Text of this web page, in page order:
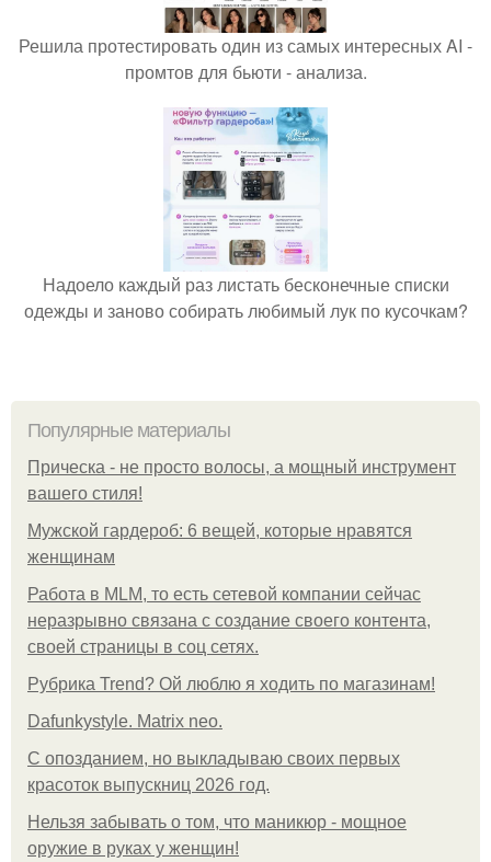
Решила протестировать один из самых интересных AI -
промтов для бьюти - анализа.
Надоело каждый раз листать бесконечные списки
одежды и заново собирать любимый лук по кусочкам?
Популярные материалы
Прическа - не просто волосы, а мощный инструмент
вашего стиля!
Мужской гардероб: 6 вещей, которые нравятся
женщинам
Работа в MLM, то есть сетевой компании сейчас
неразрывно связана с создание своего контента,
своей страницы в соц сетях.
Рубрика Trend? Ой люблю я ходить по магазинам!
Dafunkystyle. Matrix neo.
С опозданием, но выкладываю своих первых
красоток выпускниц 2026 год.
Нельзя забывать о том, что маникюр - мощное
оружие в руках у женщин!